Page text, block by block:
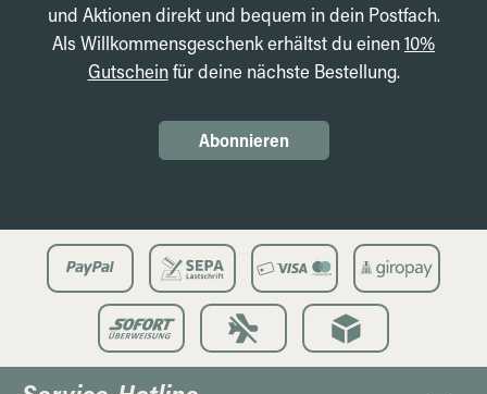
und Aktionen direkt und bequem in dein Postfach.
Als Willkommensgeschenk erhältst du einen10%
Gutscheinfür deine nächste Bestellung.
Abonnieren